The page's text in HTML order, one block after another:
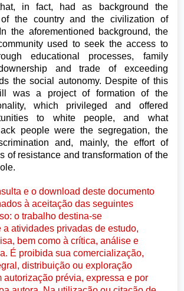
in fact, had as background the
of the country and the civilization of
the aforementioned background, the
used to seek the access to
educational processes, family
and trade of exceeding
the social autonomy. Despite of this
was a project of formation of the
which privileged and offered
to white people, and what
people were the segregation, the
and, mainly, the effort of
of resistance and transformation of the
e o download deste documento
à aceitação das seguintes
o trabalho destina-se
a atividades privadas de estudo,
bem como à crítica, análise e
É proibida sua comercialização,
distribuição ou exploração
autorização prévia, expressa e por